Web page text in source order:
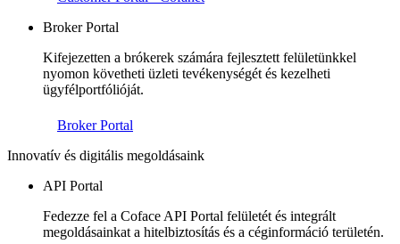
Broker Portal
Kifejezetten a brókerek számára fejlesztett felületünkkel
nyomon követheti üzleti tevékenységét és kezelheti
ügyfélportfólióját.
Broker Portal
Innovatív és digitális megoldásaink
API Portal
Fedezze fel a Coface API Portal felületét és integrált
megoldásainkat a hitelbiztosítás és a céginformáció területén.